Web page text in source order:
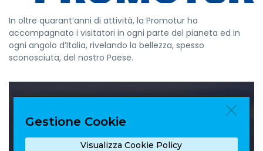
In oltre quarant’anni di attività, la Promotur ha
accompagnato i visitatori in ogni parte del pianeta ed in
ogni angolo d’Italia, rivelando la bellezza, spesso
sconosciuta, del nostro Paese.